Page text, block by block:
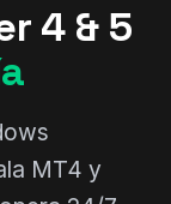
4 & 5
MT4 y